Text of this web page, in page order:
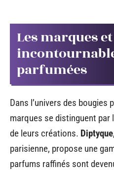
Les marques
parfumées
Dans l’univers des bougies
marques se distinguent
de leurs créations. Diptyque
parisienne, propose une
parfums raffinés sont